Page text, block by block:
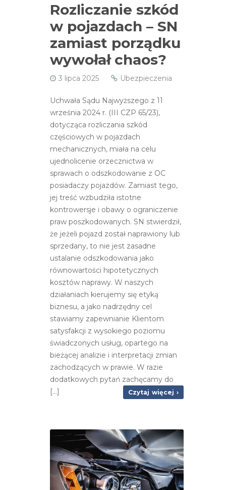
Rozliczanie szkód
w pojazdach – SN
zamiast porządku
wywołał chaos?
3 lipca 2025 Ubezpieczenia
Uchwała Sądu Najwyższego z 11
września 2024 r. (III CZP 65/23),
dotycząca rozliczania szkód
częściowych w pojazdach
mechanicznych, miała na celu
ujednolicenie orzecznictwa w
sprawach o odszkodowanie z OC
posiadaczy pojazdów. Zamiast tego,
jej treść wzbudziła istotne
kontrowersje i obawy o ograniczenie
praw poszkodowanych. SN stwierdził,
że jeżeli pojazd został naprawiony lub
sprzedany, to nie jest zasadne
ustalanie odszkodowania jako
równowartości hipotetycznych
kosztów naprawy. W naszych
działaniach kierujemy się etyką
biznesu, a jako nadrzędny cel
stawiamy zapewnianie Klientom
satysfakcji z wysokiego poziomu
świadczonych usług, opartego na
bieżącej analizie i interpretacji zmian
zachodzących w prawie. W razie
dodatkowych pytań zachęcamy do
[...]
Czytaj więcej ›